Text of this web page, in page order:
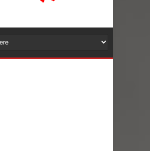
Matrimonios Linarenses Celebraron
Departamento Comunal de Salud de